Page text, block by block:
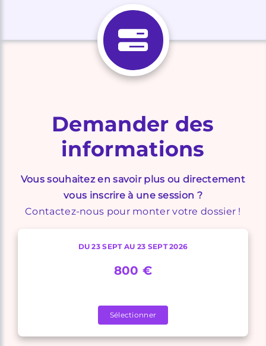
Demander des
informations
Vous souhaitez en savoir plus ou directement
vous inscrire à une session ?
Contactez-nous pour monter votre dossier !
DU 23 SEPT AU 23 SEPT 2026
800 €
Sélectionner